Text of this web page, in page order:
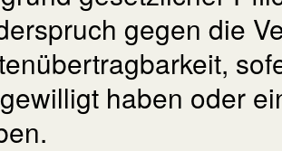
gegen die
haben oder